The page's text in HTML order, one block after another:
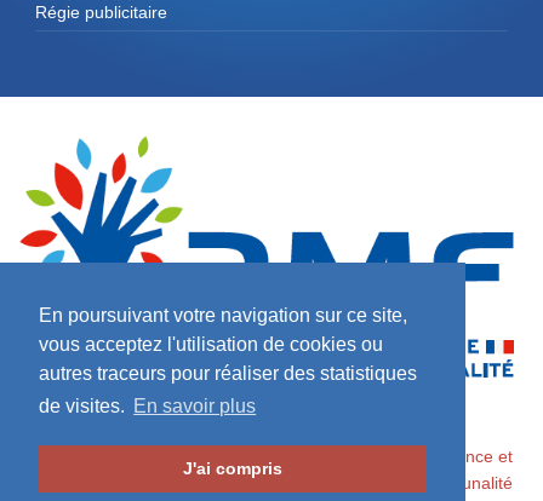
En poursuivant votre navigation sur ce site,
vous acceptez l'utilisation de cookies ou
autres traceurs pour réaliser des statistiques
de visites. En savoir plus
J'ai compris
Régie publicitaire
Maires de France / Association des Maires de France et
des Présidents d'Intercommunalité